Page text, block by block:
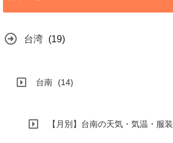
台湾 (19)
台南 (14)
【月別】台南の天気・気温・服装